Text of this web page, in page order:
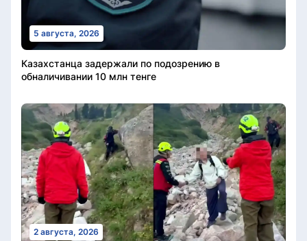
5 августа, 2026
Казахстанца задержали по подозрению в
обналичивании 10 млн тенге
2 августа, 2026